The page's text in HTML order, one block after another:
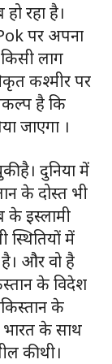
रहा है।
पर अपना
लाग
कश्मीर पर
है कि
जाएगा ।
है। दुनिया में
के दोस्त भी
इस्लामी
स्थितियों में
और वो है
के विदेश
के
भारत के साथ
की थी।